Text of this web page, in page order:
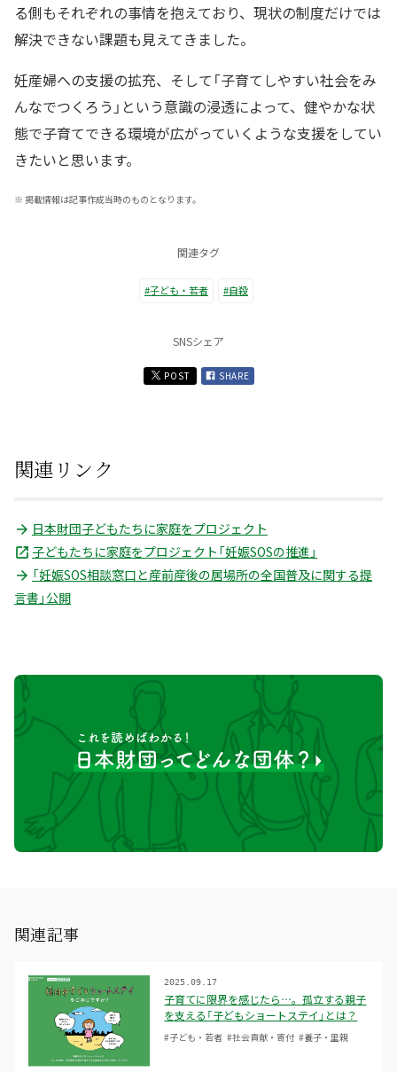
る側もそれぞれの事情を抱えており、現状の制度だけでは
解決できない課題も見えてきました。
妊産婦への支援の拡充、そして「子育てしやすい社会をみ
んなでつくろう」という意識の浸透によって、健やかな状
態で子育てできる環境が広がっていくような支援をしてい
きたいと思います。
※ 掲載情報は記事作成当時のものとなります。
関連タグ
#子ども・若者 #自殺
SNSシェア
POST SHARE
関連リンク
日本財団子どもたちに家庭をプロジェクト
子どもたちに家庭をプロジェクト「妊娠SOSの推進」
「妊娠SOS相談窓口と産前産後の居場所の全国普及に関する提
言書」公開
関連記事
子育てに限界を感じたら…。孤立する親子
を支える「子どもショートステイ」とは？
2025.09.17
#子ども・若者 #社会貢献・寄付 #養子・里親